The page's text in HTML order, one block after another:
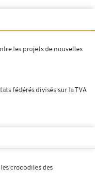
les projets de nouvelles
fédérés divisés sur la TVA
crocodiles des